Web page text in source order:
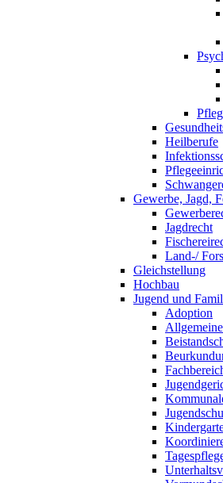
Heilberufe
Gewerbe, Jagd,
Jagdrecht
Land-/
Gleichstellung
Hochbau
Jugend und
Adoption